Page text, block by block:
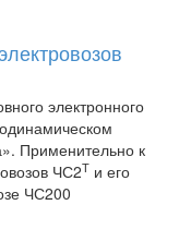
электронного
Применительно к
ЧС2Т и его
ЧС200